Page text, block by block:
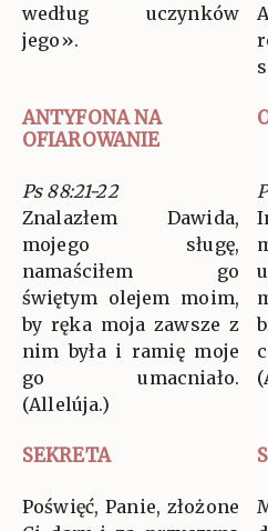
według uczynków
jego».
ANTYFONA NA
OFIAROWANIE
Ps 88:21-22
Znalazłem Dawida,
mojego sługę,
namaściłem go
świętym olejem moim,
by ręka moja zawsze z
nim była i ramię moje
go umacniało.
(Allelúja.)
SEKRETA
Poświęć, Panie, złożone